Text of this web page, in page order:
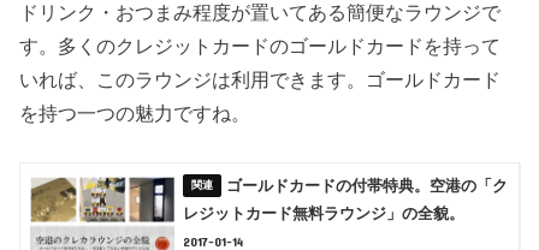
ドリンク・おつまみ程度が置いてある簡便なラウンジで
す。多くのクレジットカードのゴールドカードを持って
いれば、このラウンジは利用できます。ゴールドカード
を持つ一つの魅力ですね。
ゴールドカードの付帯特典。空港の「ク
レジットカード無料ラウンジ」の全貌。
2017-01-14